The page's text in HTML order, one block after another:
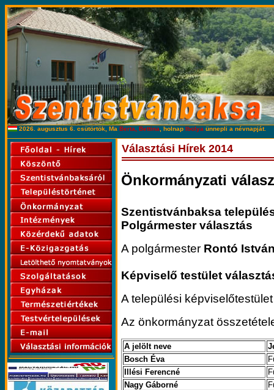
2026. augusztus 6. csütörtök, Ma Berta, Bettina , holnap Ibolya ünnepli a névnapját.
Választási Hírek 2014
Önkormányzati
Szentistvánbaksa
Polgármester választás
A polgármester Rontó
Képviselő testület
A települési
Az önkormányzat
A jelölt neve
Bosch Éva
Illési Ferencné
Nagy Gáborné